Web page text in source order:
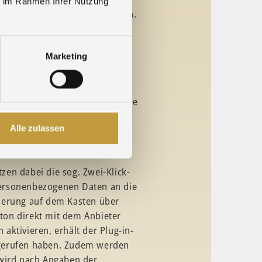
Marketing
Alle zulassen
Account bei uns verfügen.
Plug-in. Weiterhin
die erforderlichen
Wenn Sie keine
z. B. „Better Privacy“ für
Killer-Cookie für Google
den privaten Modus
zu löschen.]
dabei die sog. Zwei-Klick-
Daten an die
auf dem Kasten über
direkt mit dem Anbieter
aktivieren, erhält der Plug-in-
haben. Zudem werden